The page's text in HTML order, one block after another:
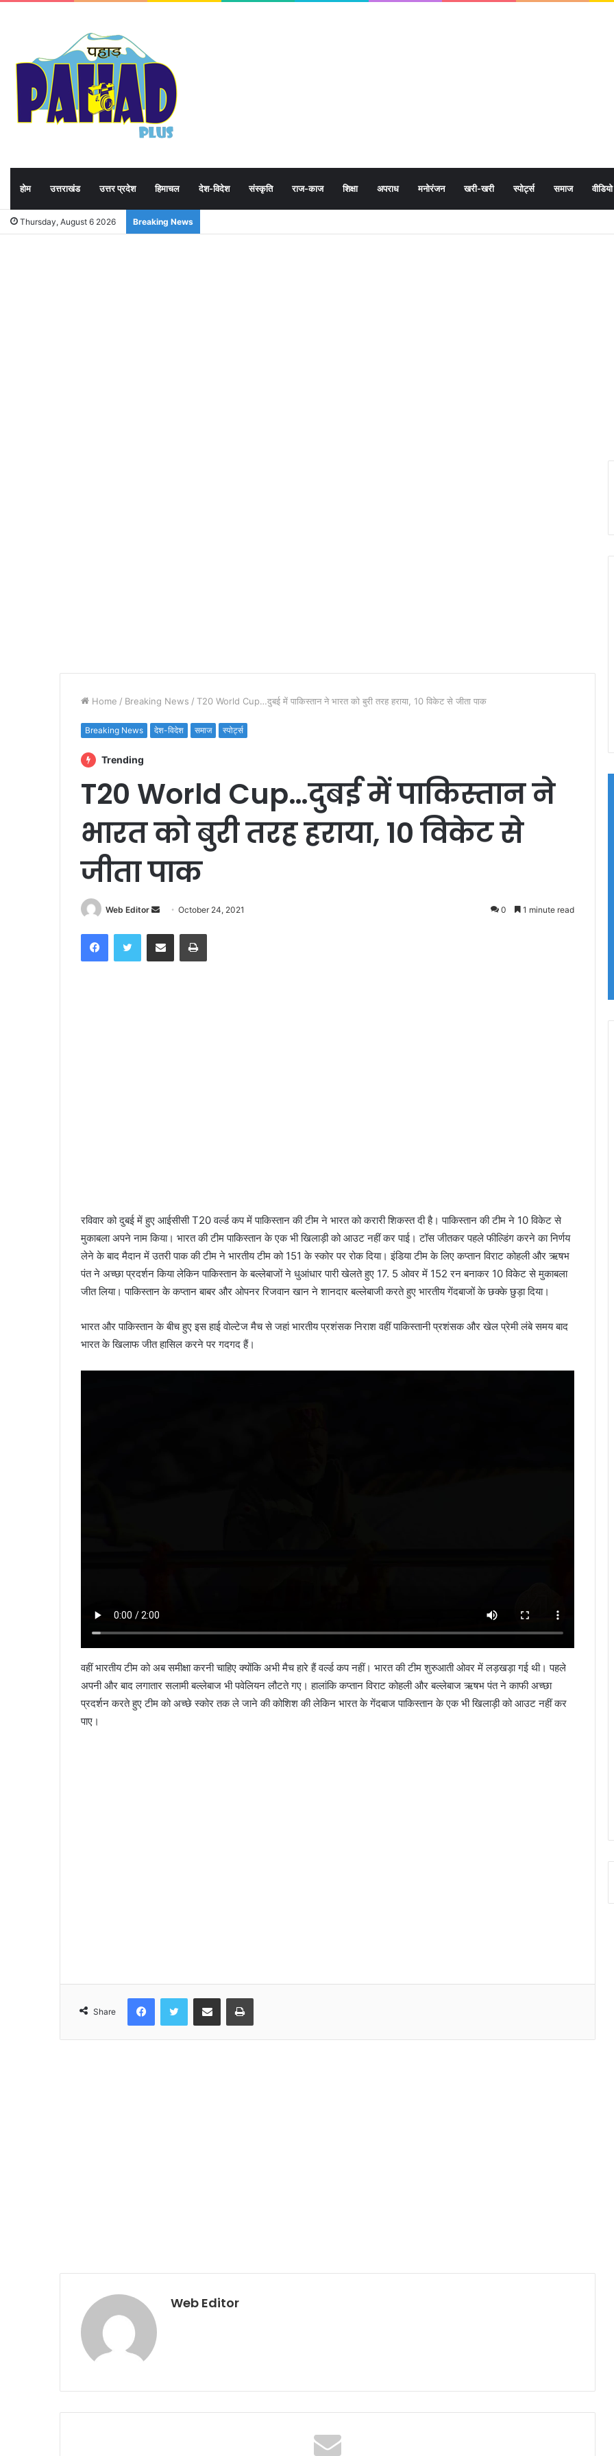
होम उत्तराखंड उत्तर प्रदेश हिमाचल देश-विदेश संस्कृति राज-काज शिक्षा अपराध मनोरंजन खरी-खरी स्पोर्ट्स समाज वीडियो
Thursday, August 6 2026 Breaking News
Home / Breaking News / T20 World Cup…दुबई में पाकिस्तान ने भारत को बुरी तरह हराया, 10 विकेट से जीता पाक
Breaking News देश-विदेश समाज स्पोर्ट्स
Trending
T20 World Cup…दुबई में पाकिस्तान ने
भारत को बुरी तरह हराया, 10 विकेट से
जीता पाक
Web Editor
n
d
October 24, 2021 0 1 minute read
रविवार को दुबई में हुए आईसीसी T20 वर्ल्ड कप में पाकिस्तान की टीम ने भारत को करारी शिकस्त दी है। पाकिस्तान की टीम ने 10 विकेट से
मुकाबला अपने नाम किया। भारत की टीम पाकिस्तान के एक भी खिलाड़ी को आउट नहीं कर पाई। टॉस जीतकर पहले फील्डिंग करने का निर्णय
लेने के बाद मैदान में उतरी पाक की टीम ने भारतीय टीम को 151 के स्कोर पर रोक दिया। इंडिया टीम के लिए कप्तान विराट कोहली और ऋषभ
पंत ने अच्छा प्रदर्शन किया लेकिन पाकिस्तान के बल्लेबाजों ने धुआंधार पारी खेलते हुए 17. 5 ओवर में 152 रन बनाकर 10 विकेट से मुकाबला
जीत लिया। पाकिस्तान के कप्तान बाबर और ओपनर रिजवान खान ने शानदार बल्लेबाजी करते हुए भारतीय गेंदबाजों के छक्के छुड़ा दिया।
भारत और पाकिस्तान के बीच हुए इस हाई वोल्टेज मैच से जहां भारतीय प्रशंसक निराश वहीं पाकिस्तानी प्रशंसक और खेल प्रेमी लंबे समय बाद
भारत के खिलाफ जीत हासिल करने पर गदगद हैं।
वहीं भारतीय टीम को अब समीक्षा करनी चाहिए क्योंकि अभी मैच हारे हैं वर्ल्ड कप नहीं। भारत की टीम शुरुआती ओवर में लड़खड़ा गई थी। पहले
अपनी और बाद लगातार सलामी बल्लेबाज भी पवेलियन लौटते गए। हालांकि कप्तान विराट कोहली और बल्लेबाज ऋषभ पंत ने काफी अच्छा
प्रदर्शन करते हुए टीम को अच्छे स्कोर तक ले जाने की कोशिश की लेकिन भारत के गेंदबाज पाकिस्तान के एक भी खिलाड़ी को आउट नहीं कर
पाए।
Share
Web Editor